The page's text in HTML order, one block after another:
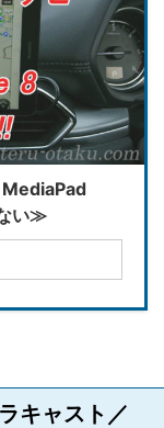
MediaPad
い≫
キャスト／